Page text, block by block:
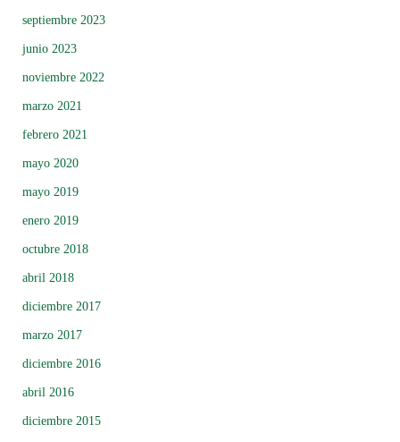
septiembre 2023
junio 2023
noviembre 2022
marzo 2021
febrero 2021
mayo 2020
mayo 2019
enero 2019
octubre 2018
abril 2018
diciembre 2017
marzo 2017
diciembre 2016
abril 2016
diciembre 2015